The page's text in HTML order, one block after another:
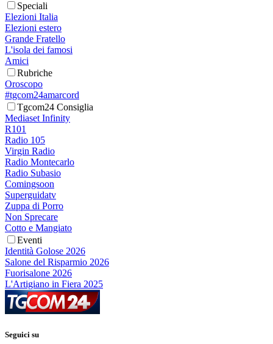
Speciali
Elezioni Italia
Elezioni estero
Grande Fratello
L'isola dei famosi
Amici
Rubriche
Oroscopo
#tgcom24amarcord
Tgcom24 Consiglia
Mediaset Infinity
R101
Radio 105
Virgin Radio
Radio Montecarlo
Radio Subasio
Comingsoon
Superguidatv
Zuppa di Porro
Non Sprecare
Cotto e Mangiato
Eventi
Identità Golose 2026
Salone del Risparmio 2026
Fuorisalone 2026
L'Artigiano in Fiera 2025
Seguici su